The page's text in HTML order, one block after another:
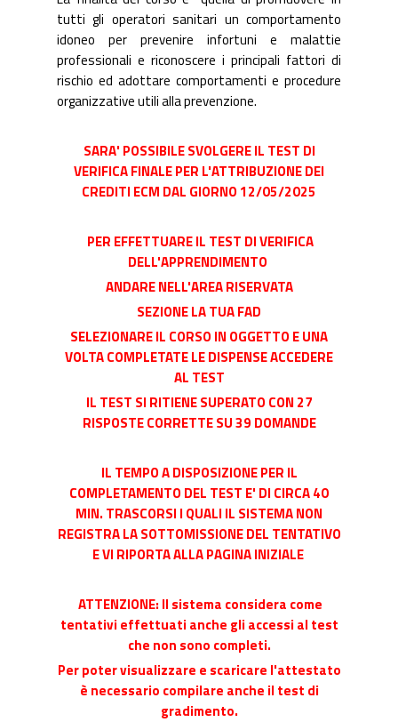
tutti gli operatori sanitari un comportamento
idoneo per prevenire infortuni e malattie
professionali e riconoscere i principali fattori di
rischio ed adottare comportamenti e procedure
organizzative utili alla prevenzione.
SARA' POSSIBILE SVOLGERE IL TEST DI
VERIFICA FINALE PER L'ATTRIBUZIONE DEI
CREDITI ECM DAL GIORNO 12/05/2025
PER EFFETTUARE IL TEST DI VERIFICA
DELL'APPRENDIMENTO
ANDARE NELL'AREA RISERVATA
SEZIONE LA TUA FAD
SELEZIONARE IL CORSO IN OGGETTO E UNA
VOLTA COMPLETATE LE DISPENSE ACCEDERE
AL TEST
IL TEST SI RITIENE SUPERATO CON 27
RISPOSTE CORRETTE SU 39 DOMANDE
IL TEMPO A DISPOSIZIONE PER IL
COMPLETAMENTO DEL TEST E' DI CIRCA 40
MIN. TRASCORSI I QUALI IL SISTEMA NON
REGISTRA LA SOTTOMISSIONE DEL TENTATIVO
E VI RIPORTA ALLA PAGINA INIZIALE
ATTENZIONE: Il sistema considera come
tentativi effettuati anche gli accessi al test
che non sono completi.
Per poter visualizzare e scaricare l'attestato
è necessario compilare anche il test di
gradimento.